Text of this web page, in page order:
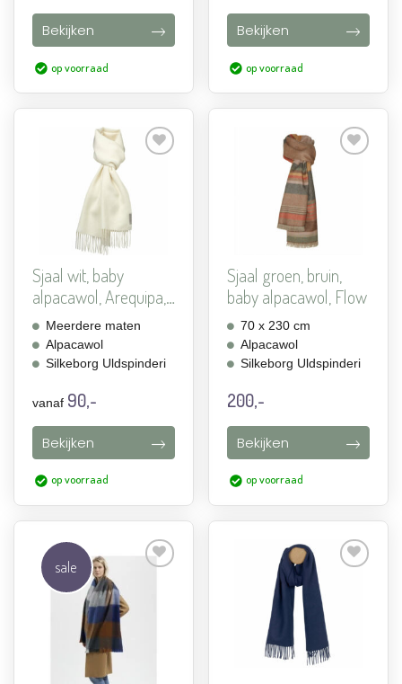
Bekijken
op voorraad
Bekijken
op voorraad
verlanglijst
toevoegen
Sjaal wit, baby
alpacawol, Arequipa,
2 m...
Meerdere maten
Alpacawol
Silkeborg Uldspinderi
vanaf 90,-
Bekijken
op voorraad
verlanglijst
toevoegen
Sjaal groen, bruin,
baby alpacawol, Flow
70 x 230 cm
Alpacawol
Silkeborg Uldspinderi
200,-
Bekijken
op voorraad
sale
verlanglijst
toevoegen
verlanglijst
toevoegen